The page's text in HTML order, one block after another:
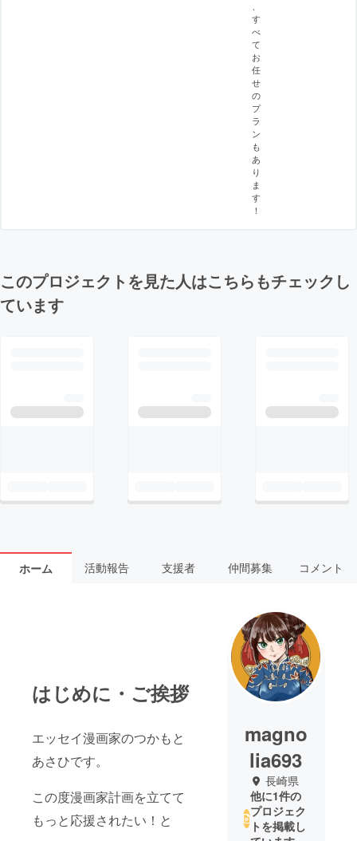
す
べ
て
お
任
せ
の
プ
ラ
ン
も
あ
り
ま
す
！
このプロジェクトを見た人はこちらもチェックし
ています
ホーム 活動報告 支援者 仲間募集 コメント
はじめに・ご挨拶
エッセイ漫画家のつかもと
あさひです。
この度漫画家計画を立てて
もっと応援されたい！と
magno
lia693
長崎県
他に1件の
プロジェク
トを掲載し